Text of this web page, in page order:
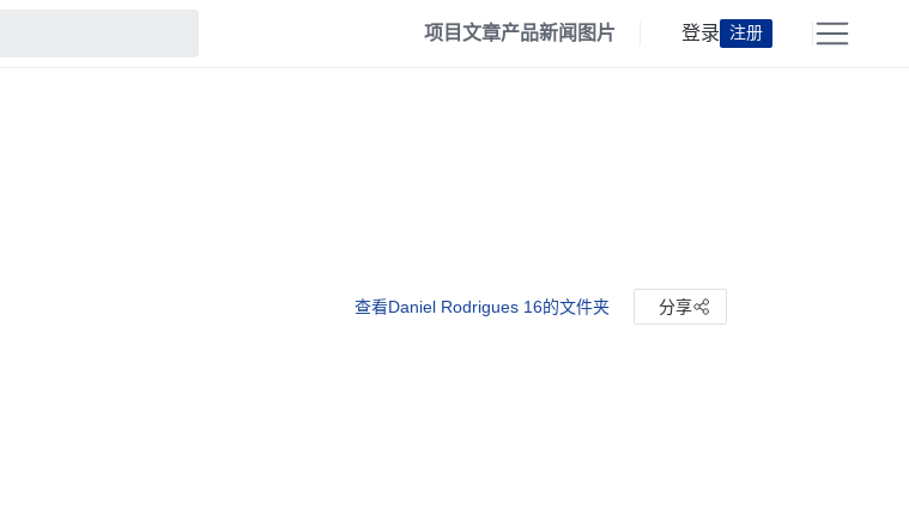
项目文章产品新闻 图片 登录 注册
查看Daniel Rodrigues 16的文件夹 分享